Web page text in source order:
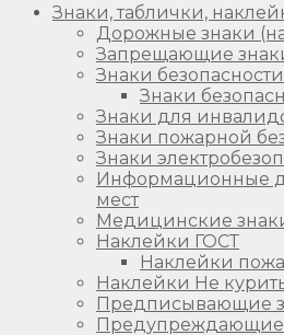
Знаки, таблички,
Дорожные знаки
Запрещающие
Знаки безопасности
Знаки
Знаки для
Знаки пожарной
Знаки
Информационные
мест
Медицинские
Наклейки ГОСТ
Наклейки
Наклейки Не
Предписывающие
Предупреждающие